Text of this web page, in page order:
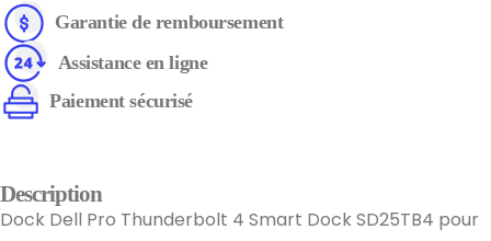
Garantie de remboursement
Assistance en ligne
Paiement sécurisé
Description
Dock Dell Pro Thunderbolt 4 Smart Dock SD25TB4 pour